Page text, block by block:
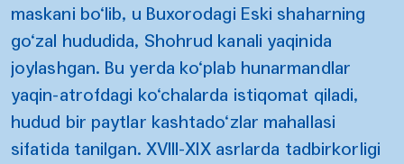
maskani bo‘lib, u Buxorodagi Eski shaharning
go‘zal hududida, Shohrud kanali yaqinida
joylashgan. Bu yerda ko‘plab hunarmandlar
yaqin-atrofdagi ko‘chalarda istiqomat qiladi,
hudud bir paytlar kashtado‘zlar mahallasi
sifatida tanilgan. XVIII-XIX asrlarda tadbirkorligi